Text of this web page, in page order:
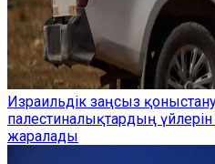
Израильдік заңсыз
палестиналықтардың
жаралады